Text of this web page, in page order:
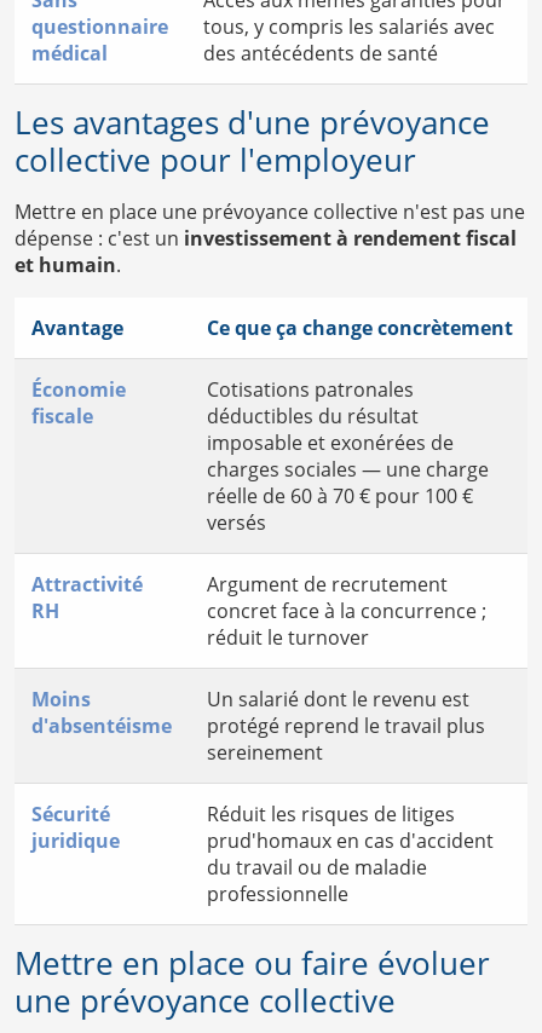
questionnaire
médical
tous, y compris les salariés avec
des antécédents de santé
Les avantages d'une prévoyance
collective pour l'employeur
Mettre en place une prévoyance collective n'est pas une
dépense : c'est un investissement à rendement fiscal
et humain.
Avantage Ce que ça change concrètement
Économie
fiscale
Cotisations patronales
déductibles du résultat
imposable et exonérées de
charges sociales — une charge
réelle de 60 à 70 € pour 100 €
versés
Attractivité
RH
Argument de recrutement
concret face à la concurrence ;
réduit le turnover
Moins
d'absentéisme
Un salarié dont le revenu est
protégé reprend le travail plus
sereinement
Sécurité
juridique
Réduit les risques de litiges
prud'homaux en cas d'accident
du travail ou de maladie
professionnelle
Mettre en place ou faire évoluer
une prévoyance collective